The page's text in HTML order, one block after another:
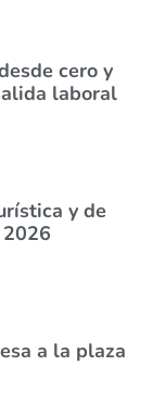
cero y
laboral
y de
a la plaza